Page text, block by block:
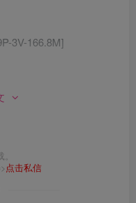
3V-166.8M]
92.3M]
替换170
4V-367.2M]
点击私信